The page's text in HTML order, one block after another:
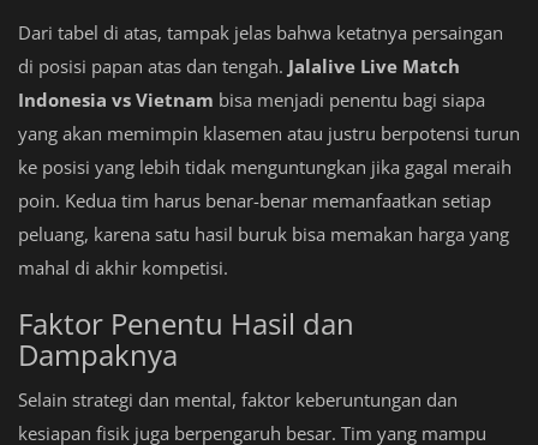
Dari tabel di atas, tampak jelas bahwa ketatnya persaingan
di posisi papan atas dan tengah. Jalalive Live Match
Indonesia vs Vietnam bisa menjadi penentu bagi siapa
yang akan memimpin klasemen atau justru berpotensi turun
ke posisi yang lebih tidak menguntungkan jika gagal meraih
poin. Kedua tim harus benar-benar memanfaatkan setiap
peluang, karena satu hasil buruk bisa memakan harga yang
mahal di akhir kompetisi.
Faktor Penentu Hasil dan
Dampaknya
Selain strategi dan mental, faktor keberuntungan dan
kesiapan fisik juga berpengaruh besar. Tim yang mampu